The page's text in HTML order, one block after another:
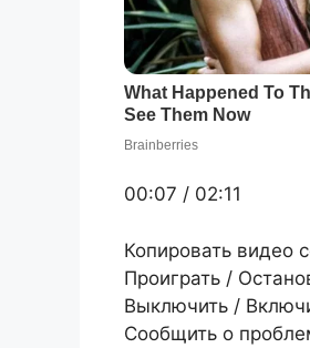
00:07 / 02:11
Копировать видео
Проиграть /
Выключить /
Сообщить о